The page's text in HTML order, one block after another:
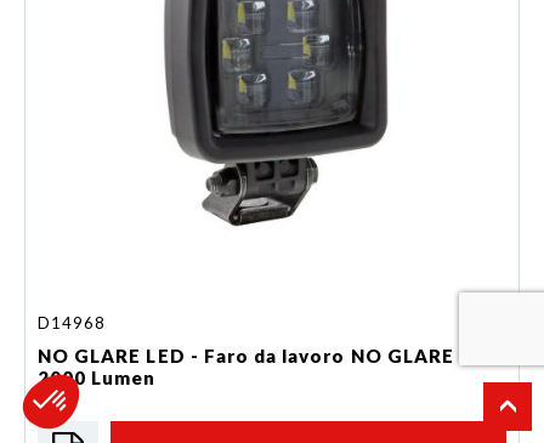
D14968
NO GLARE LED - Faro da lavoro NO GLARE LED
2000 Lumen